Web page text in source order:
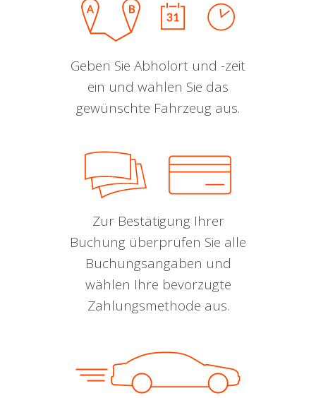
Geben Sie Abholort und -zeit
ein und wählen Sie das
gewünschte Fahrzeug aus.
Zur Bestätigung Ihrer
Buchung überprüfen Sie alle
Buchungsangaben und
wählen Ihre bevorzugte
Zahlungsmethode aus.